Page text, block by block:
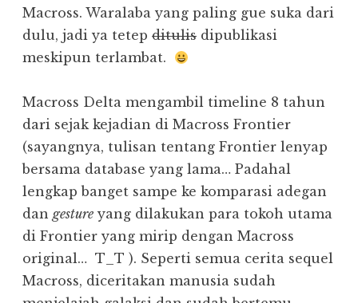
Macross. Waralaba yang paling gue suka dari
dulu, jadi ya tetep ditulis dipublikasi
meskipun terlambat.
Macross Delta mengambil timeline 8 tahun
dari sejak kejadian di Macross Frontier
(sayangnya, tulisan tentang Frontier lenyap
bersama database yang lama… Padahal
lengkap banget sampe ke komparasi adegan
dan gesture yang dilakukan para tokoh utama
di Frontier yang mirip dengan Macross
original… T_T ). Seperti semua cerita sequel
Macross, diceritakan manusia sudah